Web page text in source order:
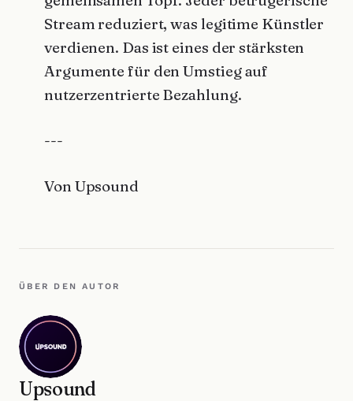
Stream reduziert, was legitime Künstler
verdienen. Das ist eines der stärksten
Argumente für den Umstieg auf
nutzerzentrierte Bezahlung.
---
Von Upsound
ÜBER DEN AUTOR
Upsound